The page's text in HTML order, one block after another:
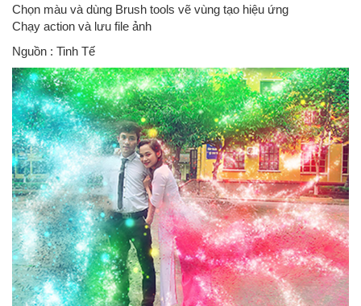
Chọn màu và dùng Brush tools vẽ vùng tạo hiệu ứng
Chạy action và lưu file ảnh
Nguồn : Tinh Tế